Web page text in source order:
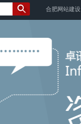
合肥网站建设